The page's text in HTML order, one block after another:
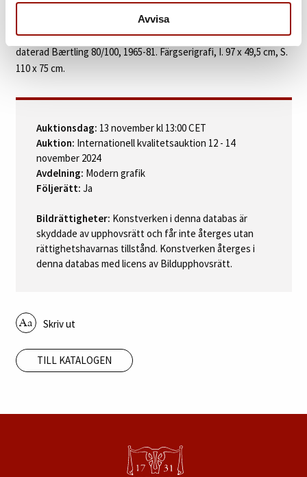
Avvisa
Olle Bærtling1911‑1981. ”Vebama”. Signerad, numrerad och
daterad Bærtling 80/100, 1965-81. Färgserigrafi, I. 97 x 49,5 cm, S.
110 x 75 cm.
Auktionsdag: 13 november kl 13:00 CET
Auktion: Internationell kvalitetsauktion 12 - 14
november 2024
Avdelning: Modern grafik
Följerätt: Ja
Bildrättigheter: Konstverken i denna databas är
skyddade av upphovsrätt och får inte återges utan
rättighetshavarnas tillstånd. Konstverken återges i
denna databas med licens av Bildupphovsrätt.
Skriv ut
TILL KATALOGEN